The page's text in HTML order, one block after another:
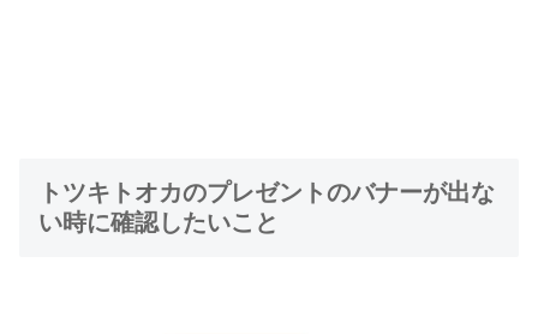
トツキトオカのプレゼントのバナーが出な
い時に確認したいこと